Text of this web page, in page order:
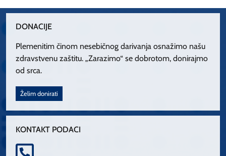
DONACIJE
Plemenitim činom nesebičnog darivanja osnažimo našu
zdravstvenu zaštitu. „Zarazimo“ se dobrotom, donirajmo
od srca.
Želim donirati
KONTAKT PODACI